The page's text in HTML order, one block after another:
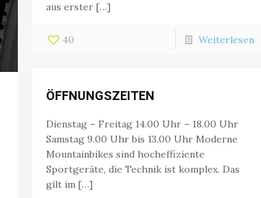
aus erster […]
40 Weiterlesen
ÖFFNUNGSZEITEN
Dienstag – Freitag 14.00 Uhr – 18.00 Uhr
Samstag 9.00 Uhr bis 13.00 Uhr Moderne
Mountainbikes sind hocheffiziente
Sportgeräte, die Technik ist komplex. Das
gilt im […]